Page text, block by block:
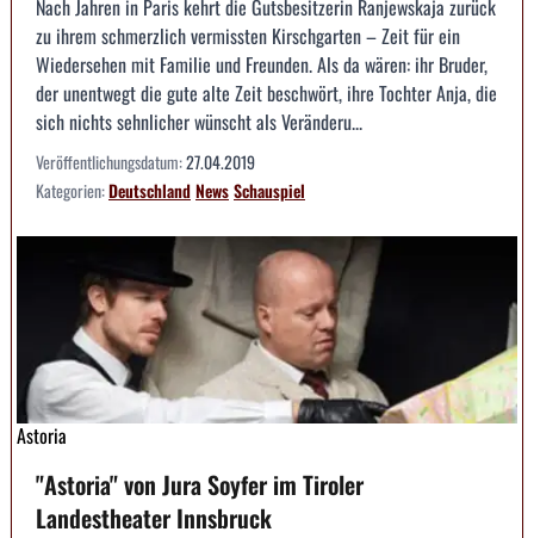
Nach Jahren in Paris kehrt die Gutsbesitzerin Ranjewskaja zurück
zu ihrem schmerzlich vermissten Kirschgarten – Zeit für ein
Wiedersehen mit Familie und Freunden. Als da wären: ihr Bruder,
der unentwegt die gute alte Zeit beschwört, ihre Tochter Anja, die
sich nichts sehnlicher wünscht als Veränderu...
Veröffentlichungsdatum:27.04.2019
Kategorien:DeutschlandNewsSchauspiel
Astoria
"Astoria" von Jura Soyfer im Tiroler
Landestheater Innsbruck